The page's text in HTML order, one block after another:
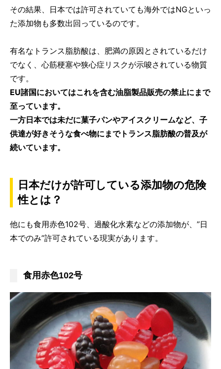
その結果、日本では許可されていても海外ではNGといっ
た添加物も多数出回っているのです。
有名なトランス脂肪酸は、肥満の原因とされているだけ
でなく、心筋梗塞や狭心症リスクが示唆されている物質
です。
EU諸国においてはこれを含む油脂製品販売の禁止にまで
至っています。
一方日本では未だに菓子パンやアイスクリームなど、子
供達が好きそうな食べ物にまでトランス脂肪酸の普及が
続いています。
日本だけが許可している添加物の危険
性とは？
他にも食用赤色102号、過酸化水素などの添加物が、”日
本でのみ”許可されている現実があります。
食用赤色102号